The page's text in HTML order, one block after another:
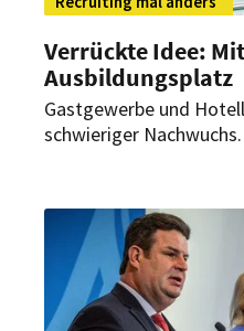
Verrückte Idee:
Ausbildungsplatz
Gastgewerbe und
schwieriger
macht man ihnen eine